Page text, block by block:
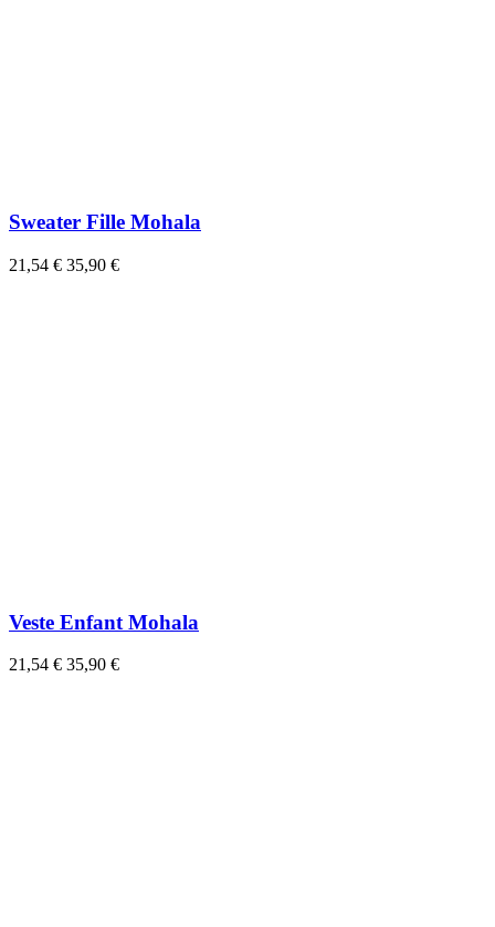
Sweater Fille Mohala
21,54 € 35,90 €
Veste Enfant Mohala
21,54 € 35,90 €